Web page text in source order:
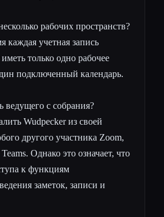
рабочих пространств?
каждая учетная запись
только одно рабочее
подключенный календарь.
ведущего с собрания?
Wudpecker из своей
другого участника Zoom,
Однако это означает, что
к функциям
заметок, записи и